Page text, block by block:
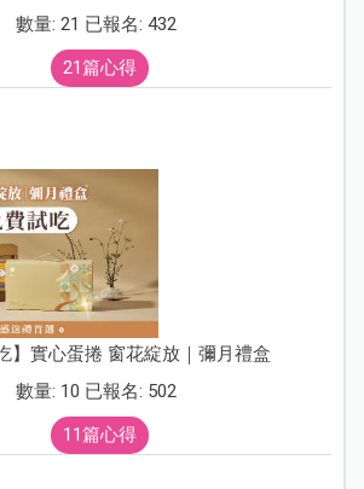
數量: 21 已報名: 432
21篇心得
】實心蛋捲 窗花綻放｜彌月禮盒
數量: 10 已報名: 502
11篇心得